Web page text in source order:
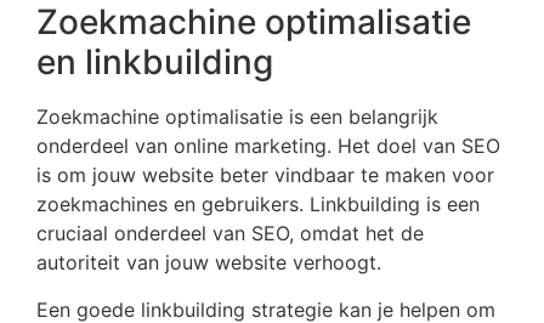
Zoekmachine optimalisatie
en linkbuilding
Zoekmachine optimalisatie is een belangrijk
onderdeel van online marketing. Het doel van SEO
is om jouw website beter vindbaar te maken voor
zoekmachines en gebruikers. Linkbuilding is een
cruciaal onderdeel van SEO, omdat het de
autoriteit van jouw website verhoogt.
Een goede linkbuilding strategie kan je helpen om